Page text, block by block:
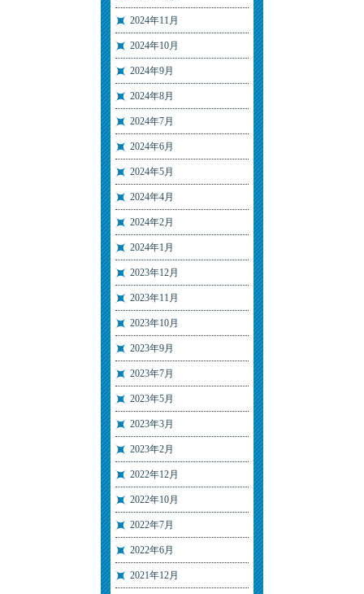
2024年11月
2024年10月
2024年9月
2024年8月
2024年7月
2024年6月
2024年5月
2024年4月
2024年2月
2024年1月
2023年12月
2023年11月
2023年10月
2023年9月
2023年7月
2023年5月
2023年3月
2023年2月
2022年12月
2022年10月
2022年7月
2022年6月
2021年12月